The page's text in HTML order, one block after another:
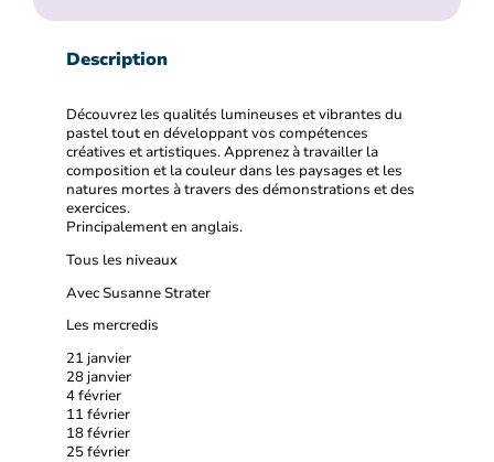
Description
Découvrez les qualités lumineuses et vibrantes du
pastel tout en développant vos compétences
créatives et artistiques. Apprenez à travailler la
composition et la couleur dans les paysages et les
natures mortes à travers des démonstrations et des
exercices.
Principalement en anglais.
Tous les niveaux
Avec Susanne Strater
Les mercredis
21 janvier
28 janvier
4 février
11 février
18 février
25 février